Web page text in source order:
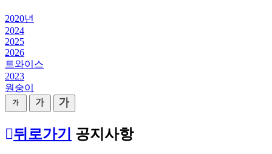
2020년
2024
2025
2026
트와이스
2023
원숭이
뒤로가기 공지사항